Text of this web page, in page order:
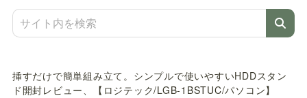
挿すだけで簡単組み立て。シンプルで使いやすいHDDスタン
ド開封レビュー、【ロジテック/LGB-1BSTUC/パソコン】